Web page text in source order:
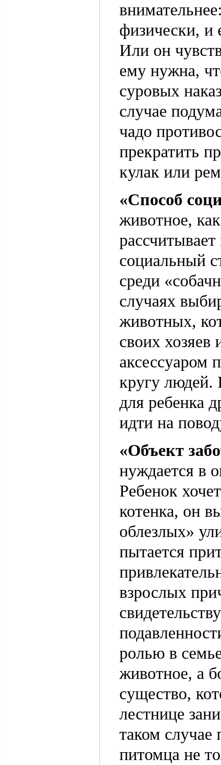
физически, и
Или он
ему нужна,
суровых
случае
чадо
прекратить
кулак или
«Способ
животное,
социальный
среди
случаях
животных,
своих
аксессуаром
кругу людей.
для ребенка
идти на
«Объект
нуждается в
Ребенок
котенка, он
облезлых»
пытается
взрослых
ролью в
животное, а
существо,
лестнице
таком случае
питомца не